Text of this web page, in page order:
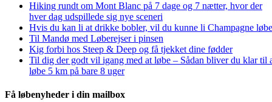
Hiking rundt om Mont Blanc på 7 dage og 7 nætter, hvor der
hver dag udspillede sig nye sceneri
Hvis du kan li at drikke bobler, vil du kunne li Champagne
Til Mandø med Løberejser i pinsen
Kig forbi hos Steep & Deep og få tjekket dine fødder
Til dig der godt vil igang med at løbe – Sådan bliver du klar til
løbe 5 km på bare 8 uger
Få løbenyheder i din mailbox